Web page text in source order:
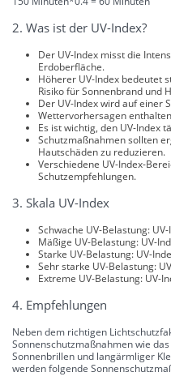
2. Was ist der UV-Index?
Der UV-Index misst die
Erdoberfläche.
Höherer UV-Index bedeutet
Risiko für Sonnenbrand und
Der UV-Index wird auf einer
Wettervorhersagen
Es ist wichtig, den UV-Index
Schutzmaßnahmen sollten
Hautschäden zu reduzieren.
Verschiedene UV-Index-
Schutzempfehlungen.
3. Skala UV-Index
Schwache UV-Belastung:
Mäßige UV-Belastung: UV-
Starke UV-Belastung: UV-
Sehr starke UV-Belastung:
Extreme UV-Belastung: UV-
4. Empfehlungen
Neben dem richtigen
Sonnenschutzmaßnahmen wie
Sonnenbrillen und langärmliger
werden folgende